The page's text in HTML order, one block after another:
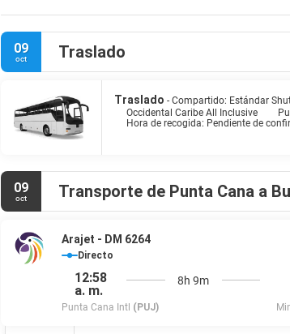
bebidas en los restaurantes del establecimiento. Es
algunas bebidas y otros servicios.
09
oct Traslado
Traslado - Compartido: Estándar
Occidental Caribe All Inclusive
Hora de recogida: Pendiente de
09
oct Transporte de Punta Cana a
Arajet - DM 6264
Directo
12:58
a. m.
Punta Cana Intl (PUJ)
8h 9m